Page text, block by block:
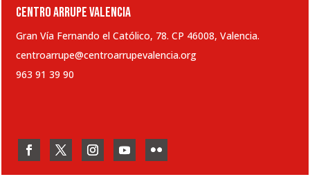
CENTRO ARRUPE VALENCIA
Gran Vía Fernando el Católico, 78. CP 46008, Valencia.
centroarrupe@centroarrupevalencia.org
963 91 39 90